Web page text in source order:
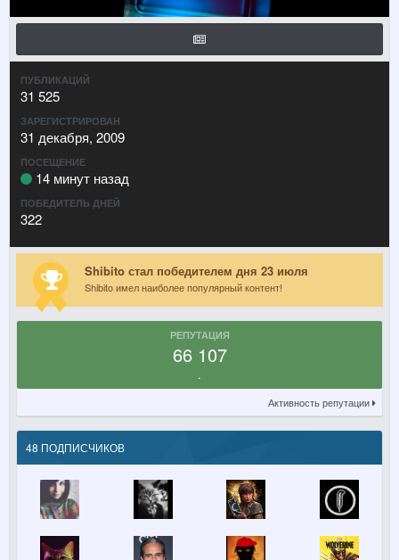
ПУБЛИКАЦИЙ
31 525
ЗАРЕГИСТРИРОВАН
31 декабря, 2009
ПОСЕЩЕНИЕ
14 минут назад
ПОБЕДИТЕЛЬ ДНЕЙ
322
Shibito стал победителем дня 23 июля
Shibito имел наиболее популярный контент!
РЕПУТАЦИЯ
66 107
.
Активность репутации
48 ПОДПИСЧИКОВ